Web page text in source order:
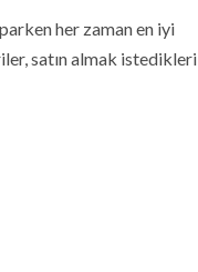
her zaman en iyi
satın almak istedikleri